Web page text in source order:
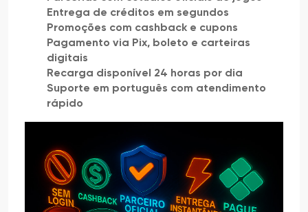
Entrega de créditos em segundos
Promoções com cashback e cupons
Pagamento via Pix, boleto e carteiras
digitais
Recarga disponível 24 horas por dia
Suporte em português com atendimento
rápido